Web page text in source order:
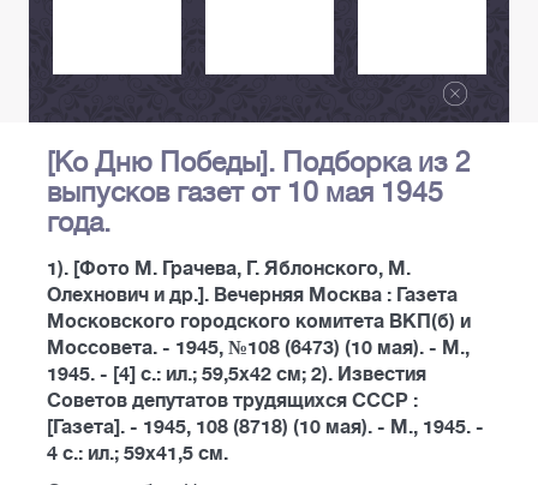
[Ко Дню Победы]. Подборка из 2
выпусков газет от 10 мая 1945
года.
1). [Фото М. Грачева, Г. Яблонского, М.
Олехнович и др.]. Вечерняя Москва : Газета
Московского городского комитета ВКП(б) и
Моссовета. - 1945, №108 (6473) (10 мая). - М.,
1945. - [4] c.: ил.; 59,5х42 см; 2). Известия
Советов депутатов трудящихся СССР :
[Газета]. - 1945, 108 (8718) (10 мая). - М., 1945. -
4 с.: ил.; 59х41,5 см.